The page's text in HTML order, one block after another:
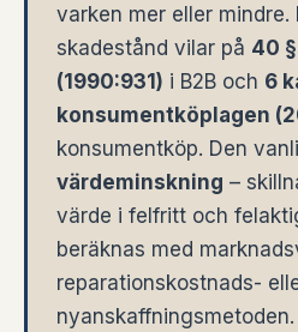
varken mer eller mindre.
skadestånd vilar på 40
(1990:931) i B2B och 6
konsumentköplagen
konsumentköp. Den
värdeminskning –
värde i felfritt och
beräknas med
reparationskostnads-